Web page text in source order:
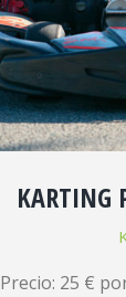
KARTING
Precio: 25 €